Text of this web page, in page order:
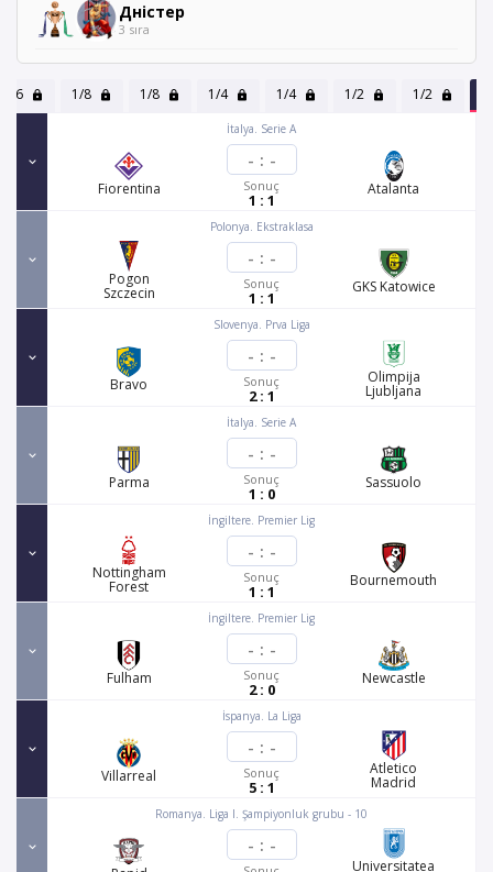
Дністер
3 sıra
16 1/8 1/8 1/4 1/4 1/2 1/2
İtalya. Serie A
Fiorentina
- : -
Sonuç
1 : 1
Atalanta
Polonya. Ekstraklasa
Pogon
Szczecin
- : -
Sonuç
1 : 1
GKS Katowice
Slovenya. Prva Liga
Bravo
- : -
Sonuç
2 : 1
Olimpija
Ljubljana
İtalya. Serie A
Parma
- : -
Sonuç
1 : 0
Sassuolo
İngiltere. Premier Lig
Nottingham
Forest
- : -
Sonuç
1 : 1
Bournemouth
İngiltere. Premier Lig
Fulham
- : -
Sonuç
2 : 0
Newcastle
İspanya. La Liga
Villarreal
- : -
Sonuç
5 : 1
Atletico
Madrid
Romanya. Liga I. Şampiyonluk grubu - 10
- : -
Universitatea